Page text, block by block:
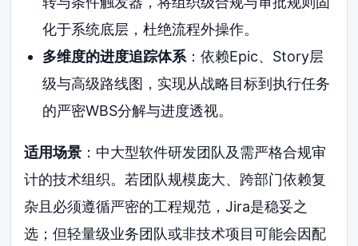
化于系统底层，杜绝流程外操作。
多维度的进度追踪体系：依赖Epic、Story层
级与高级路线图，实现从战略目标到执行任务
的严密WBS分解与进度透视。
适用场景 ：中大型软件研发团队及需严格合规审
计的技术组织。若团队规模庞大、跨部门依赖复
杂且必须遵循严密的工程规范，Jira是稳妥之
选；但轻量级业务团队或非技术项目可能会因配